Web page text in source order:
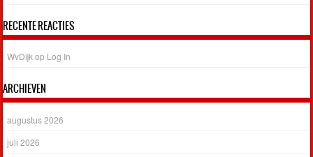
RECENTE REACTIES
WvDijk op Log In
ARCHIEVEN
augustus 2026
juli 2026